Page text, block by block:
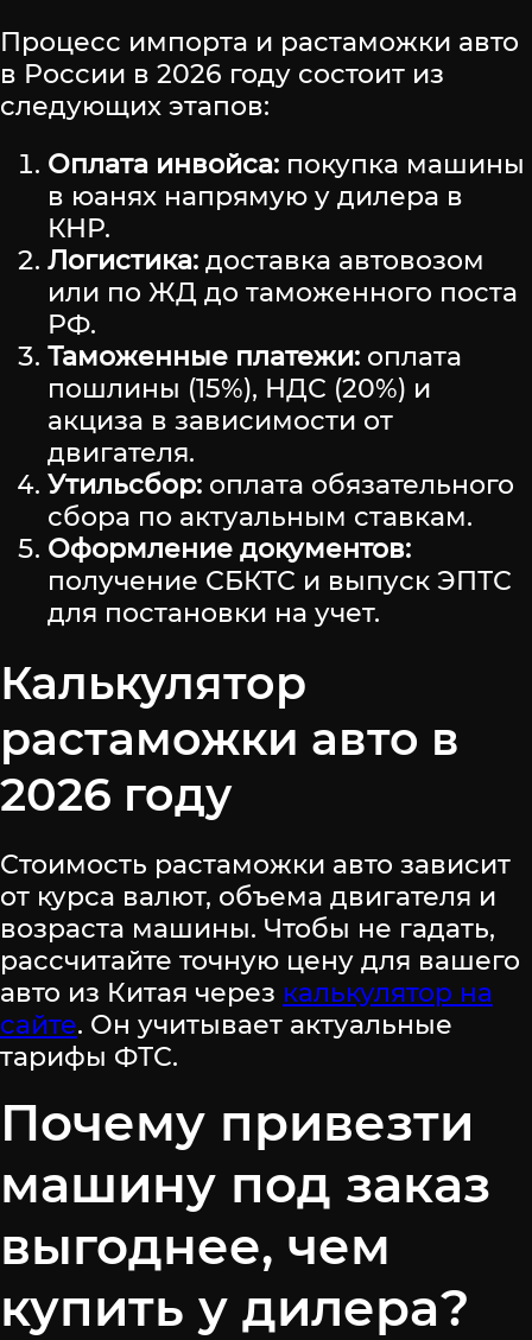
Процесс импорта и растаможки авто
в России в 2026 году состоит из
следующих этапов:
Оплата инвойса: покупка машины
в юанях напрямую у дилера в
КНР.
Логистика: доставка автовозом
или по ЖД до таможенного поста
РФ.
Таможенные платежи: оплата
пошлины (15%), НДС (20%) и
акциза в зависимости от
двигателя.
Утильсбор: оплата обязательного
сбора по актуальным ставкам.
Оформление документов:
получение СБКТС и выпуск ЭПТС
для постановки на учет.
Калькулятор
растаможки авто в
2026 году
Стоимость растаможки авто зависит
от курса валют, объема двигателя и
возраста машины. Чтобы не гадать,
рассчитайте точную цену для вашего
авто из Китая через калькулятор на
сайте. Он учитывает актуальные
тарифы ФТС.
Почему привезти
машину под заказ
выгоднее, чем
купить у дилера?